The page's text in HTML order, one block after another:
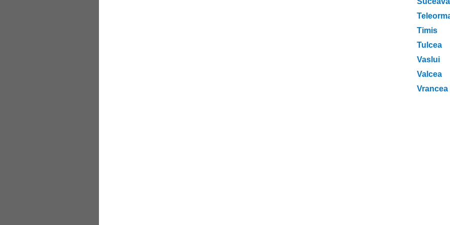
Timis
Tulcea
Vaslui
Valcea
Vrancea